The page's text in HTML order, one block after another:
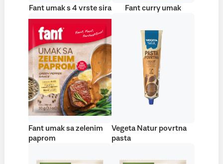
Fant umak s 4 vrste sira Fant curry umak
Fant umak sa zelenim
paprom
Vegeta Natur povrtna
pasta